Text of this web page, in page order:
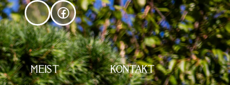
MEIST KONTAKT